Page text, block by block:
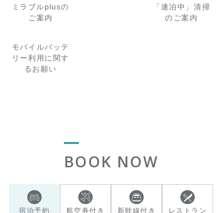
ミラブルplusの
ご案内
「連泊中」清掃
のご案内
モバイルバッテ
リー利用に関す
るお願い
BOOK NOW
宿泊予約
航空券付き
新幹線付き
レストラン